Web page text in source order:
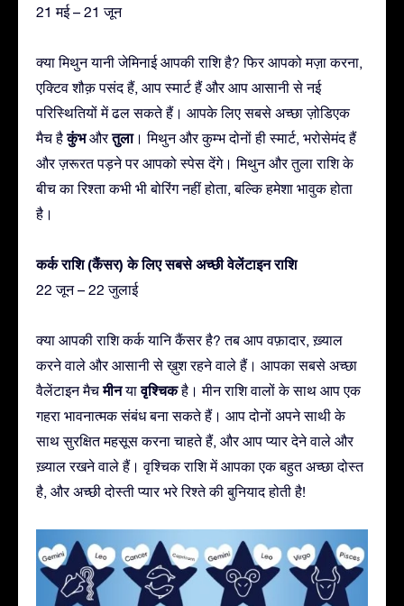
21 मई – 21 जून
क्या मिथुन यानी जेमिनाई आपकी राशि है? फिर आपको मज़ा करना,
एक्टिव शौक़ पसंद हैं, आप स्मार्ट हैं और आप आसानी से नई
परिस्थितियों में ढल सकते हैं। आपके लिए सबसे अच्छा ज़ोडिएक
मैच हैकुंभऔरतुला। मिथुन और कुम्भ दोनों ही स्मार्ट, भरोसेमंद हैं
और ज़रूरत पड़ने पर आपको स्पेस देंगे। मिथुन और तुला राशि के
बीच का रिश्ता कभी भी बोरिंग नहीं होता, बल्कि हमेशा भावुक होता
है।
कर्क राशि (कैंसर) के लिए सबसे अच्छी वेलेंटाइन राशि
22 जून – 22 जुलाई
क्या आपकी राशि कर्क यानि कैंसर है? तब आप वफ़ादार, ख़्याल
करने वाले और आसानी से ख़ुश रहने वाले हैं। आपका सबसे अच्छा
वैलेंटाइन मैचमीनयावृश्चिकहै। मीन राशि वालों के साथ आप एक
गहरा भावनात्मक संबंध बना सकते हैं। आप दोनों अपने साथी के
साथ सुरक्षित महसूस करना चाहते हैं, और आप प्यार देने वाले और
ख़्याल रखने वाले हैं। वृश्चिक राशि में आपका एक बहुत अच्छा दोस्त
है, और अच्छी दोस्ती प्यार भरे रिश्ते की बुनियाद होती है!